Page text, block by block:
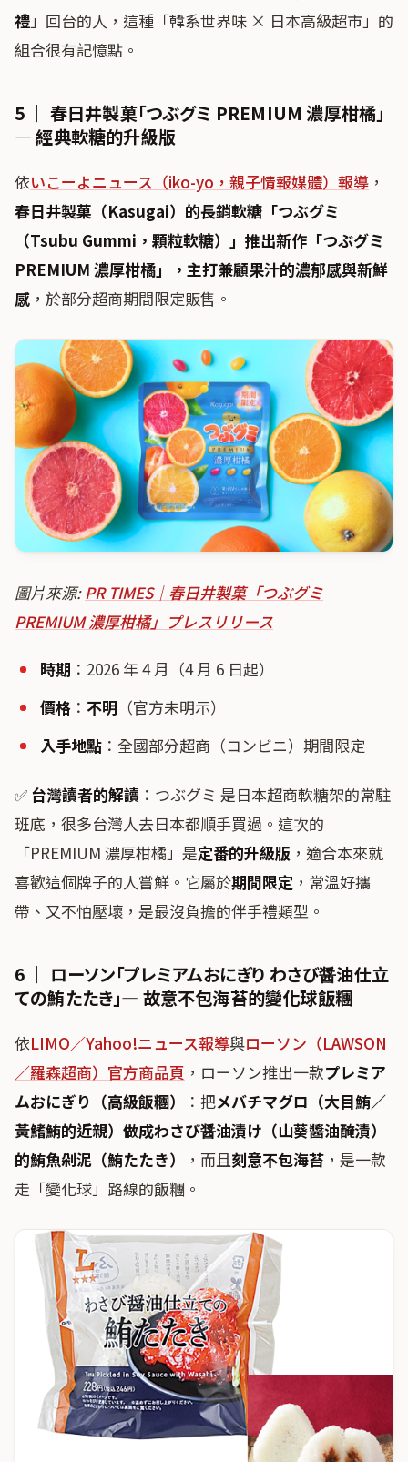
禮」回台的人，這種「韓系世界味 × 日本高級超市」的
組合很有記憶點。
5 ｜ 春日井製菓「つぶグミ PREMIUM 濃厚柑橘」
— 經典軟糖的升級版
依いこーよニュース（iko-yo，親子情報媒體）報導 ，
春日井製菓（Kasugai） 的長銷軟糖「つぶグミ
（Tsubu Gummi，顆粒軟糖） 」推出新作「つぶグミ
PREMIUM 濃厚柑橘」，主打兼顧果汁的濃郁感與新鮮
感 ，於部分超商期間限定販售。
圖片來源:PR TIMES｜春日井製菓「つぶグミ
PREMIUM 濃厚柑橘」プレスリリース
時期 ：2026 年 4 月（4 月 6 日起）
價格 ： 不明 （官方未明示）
入手地點 ：全國部分超商（コンビニ）期間限定
✅ 台灣讀者的解讀 ：つぶグミ 是日本超商軟糖架的常駐
班底，很多台灣人去日本都順手買過。這次的
「PREMIUM 濃厚柑橘」是定番的升級版 ，適合本來就
喜歡這個牌子的人嘗鮮。它屬於期間限定 ，常溫好攜
帶、又不怕壓壞，是最沒負擔的伴手禮類型。
6 ｜ ローソン「プレミアムおにぎり わさび醤油仕立
ての鮪たたき」— 故意不包海苔的變化球飯糰
依LIMO／Yahoo!ニュース報導與ローソン（LAWSON
／羅森超商）官方商品頁 ，ローソン推出一款プレミア
ムおにぎり（高級飯糰）
：把メバチマグロ（大目鮪／
黃鰭鮪的近親） 做成わさび醤油漬け（山葵醬油醃漬）
的鮪魚剁泥（鮪たたき）
，而且刻意不包海苔 ，是一款
走「變化球」路線的飯糰。